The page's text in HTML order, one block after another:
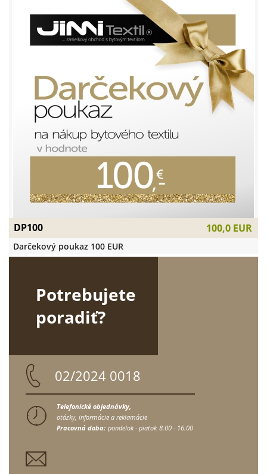
DP100 100,0 EUR
Darčekový poukaz 100 EUR
Potrebujete
poradiť?
02/2024 0018
Telefonické objednávky,
otázky, informácie a reklamácie
Pracovná doba: pondelok - piatok 8.00 - 16.00